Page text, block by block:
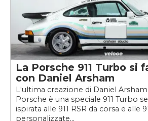
La Porsche 911 Turbo si
con Daniel Arsham
L'ultima creazione di Daniel
Porsche è una speciale 911 Turbo
ispirata alle 911 RSR da corsa e alle
personalizzate...